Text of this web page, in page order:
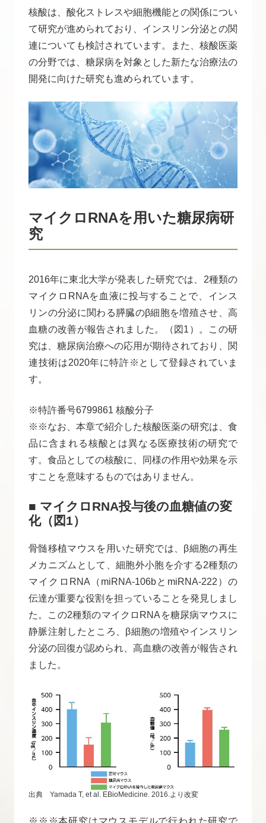
核酸は、酸化ストレスや細胞機能との関係につい
て研究が進められており、インスリン分泌との関
連についても検討されています。また、核酸医薬
の分野では、糖尿病を対象とした新たな治療法の
開発に向けた研究も進められています。
マイクロRNAを用いた糖尿病研
究
2016年に東北大学が発表した研究では、2種類の
マイクロRNAを血液に投与することで、インス
リンの分泌に関わる膵臓のβ細胞を増殖させ、高
血糖の改善が報告されました。（図1）。この研
究は、糖尿病治療への応用が期待されており、関
連技術は2020年に特許※として登録されていま
す。
※特許番号6799861 核酸分子
※※なお、本章で紹介した核酸医薬の研究は、食
品に含まれる核酸とは異なる医療技術の研究で
す。食品としての核酸に、同様の作用や効果を示
すことを意味するものではありません。
■ マイクロRNA投与後の血糖値の変
化（図1）
骨髄移植マウスを用いた研究では、β細胞の再生
メカニズムとして、細胞外小胞を介する2種類の
マイクロRNA（miRNA-106bとmiRNA-222）の
伝達が重要な役割を担っていることを発見しまし
た。この2種類のマイクロRNAを糖尿病マウスに
静脈注射したところ、β細胞の増殖やインスリン
分泌の回復が認められ、高血糖の改善が報告され
ました。
出典 Yamada T, et al. EBioMedicine. 2016.より改変
※※※本研究はマウスモデルで行われた研究で